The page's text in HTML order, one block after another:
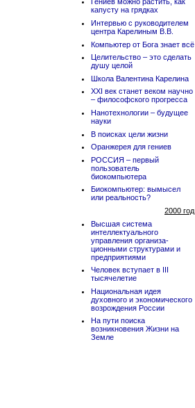
капусту на грядках
Интервью с руководителем
центра Карелиным В.В.
Компьютер от Бога знает всё
Целительство – это сделать
душу целой
Школа Валентина Карелина
XXI век станет веком научно
– философского прогресса
Нанотехнологии – будущее
науки
В поисках цели жизни
Оранжерея для гениев
РОССИЯ – первый
пользователь
биокомпьютера
Биокомпьютер: вымысел
или реальность?
2000 год
Высшая система
интеллектуального
управления организа-
ционными структурами и
предприятиями
Человек вступает в III
тысячелетие
Национальная идея
духовного и экономического
возрождения России
На пути поиска
возникновения Жизни на
Земле